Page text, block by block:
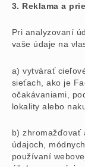
3. Reklama a
Pri analyzovaní
vaše údaje na
a) vytvárať
sieťach, ako je
očakávaniami,
lokality alebo
b) zhromažďovať
údajoch,
používaní